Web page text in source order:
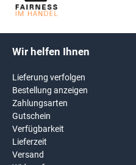
Wir helfen Ihnen
Lieferung verfolgen
Bestellung anzeigen
Zahlungsarten
Gutschein
Verfügbarkeit
Lieferzeit
Versand